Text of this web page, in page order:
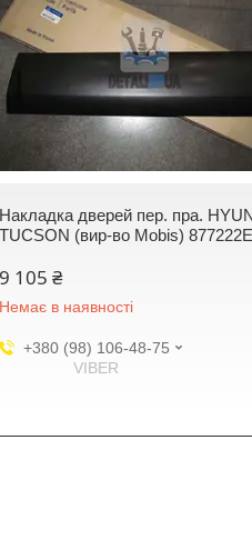
Накладка дверей пер. пра.
TUCSON (вир-во Mobis)
9 105 ₴
Немає в наявності
+380 (98) 106-48-75
VIBER